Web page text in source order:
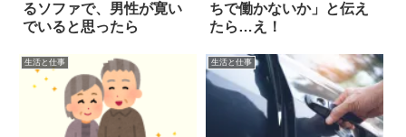
るソファで、男性が寛い
でいると思ったら
ちで働かないか」と伝え
たら…え！
生活と仕事 生活と仕事